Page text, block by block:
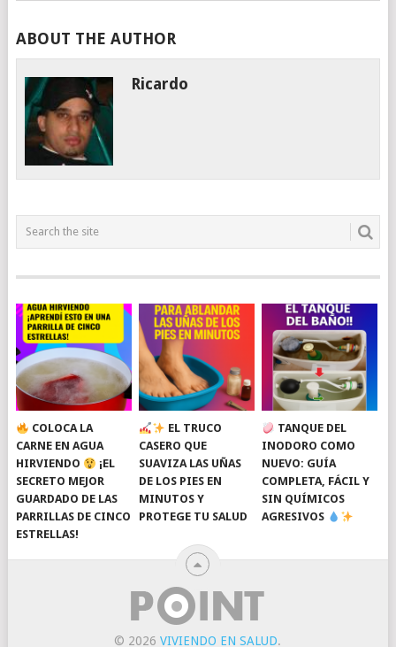
ABOUT THE AUTHOR
Ricardo
COLOCA LA
CARNE EN AGUA
HIRVIENDO
¡EL
SECRETO MEJOR
GUARDADO DE LAS
PARRILLAS DE CINCO
ESTRELLAS!
EL TRUCO
CASERO QUE
SUAVIZA LAS UÑAS
DE LOS PIES EN
MINUTOS Y
PROTEGE TU SALUD
TANQUE DEL
INODORO COMO
NUEVO: GUÍA
COMPLETA, FÁCIL Y
SIN QUÍMICOS
AGRESIVOS
© 2026VIVIENDO EN SALUD.